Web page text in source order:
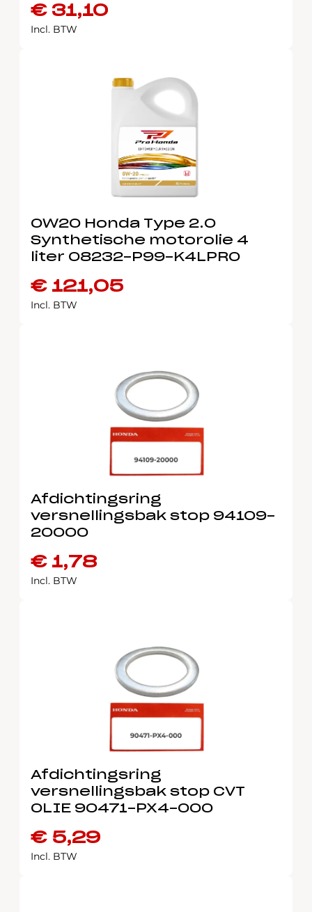
€31,10
Incl. BTW
0W20 Honda Type 2.0
Synthetische motorolie 4
liter 08232-P99-K4LPRO
€121,05
Incl. BTW
Afdichtingsring
versnellingsbak stop 94109-
20000
€1,78
Incl. BTW
Afdichtingsring
versnellingsbak stop CVT
OLIE 90471-PX4-000
€5,29
Incl. BTW